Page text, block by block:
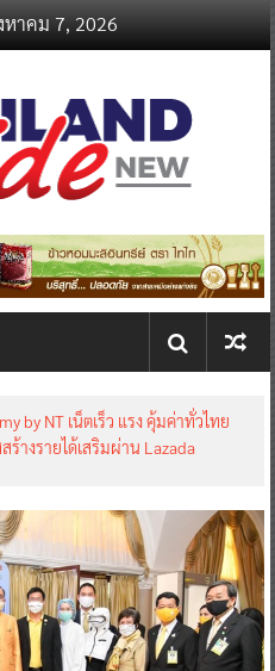
หาคม 7, 2026
by NT เน็ตเร็ว แรง คุ้มค่าทั่วไทย
ร้างรายได้เสริมผ่าน Lazada